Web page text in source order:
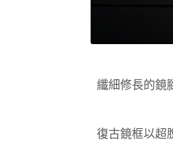
纖細修長的鏡
復古鏡框以超